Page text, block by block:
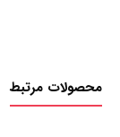
محصولات مرتبط